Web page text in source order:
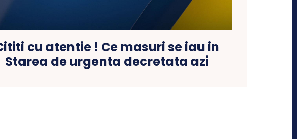
cu atentie ! Ce masuri se iau in
Starea de urgenta decretata azi